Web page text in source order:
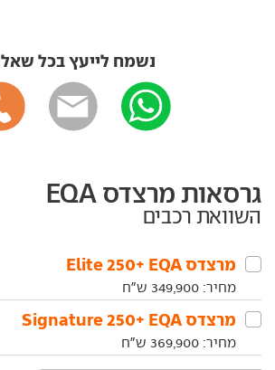
נשמח לייעץ בכל
גרסאות מרצדס EQA
השוואת רכבים
מרצדס‏ EQA‏ +250 Elite
מחיר: 349,900 ש"ח
מרצדס‏ EQA‏ +250 Signature
מחיר: 369,900 ש"ח